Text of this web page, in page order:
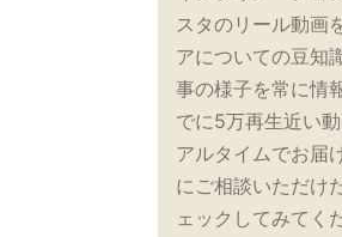
スタのリール動画
アについての豆知
事の様子を常に情
でに5万再生近い
アルタイムでお届
にご相談いただけ
ェックしてみてく